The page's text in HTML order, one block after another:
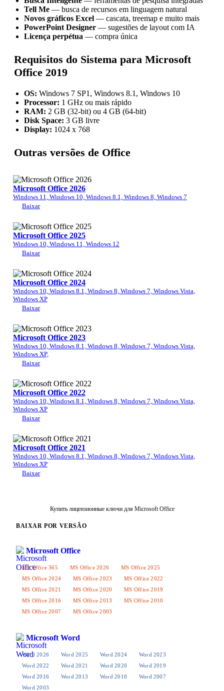
Tell Me — busca de recursos em linguagem natural
Novos gráficos Excel — cascata, treemap e muito mais
PowerPoint Designer — sugestões de layout com IA
Licença perpétua — compra única
Requisitos do Sistema para Microsoft
Office 2019
OS: Windows 7 SP1, Windows 8.1, Windows 10
Processor: 1 GHz ou mais rápido
RAM: 2 GB (32-bit) ou 4 GB (64-bit)
Disk Space: 3 GB livre
Display: 1024 x 768
Outras versões de Office
Microsoft Office 2026
Windows 11, Windows 10, Windows 8.1, Windows 8, Windows 7
Baixar
Microsoft Office 2025
Windows 10, Windows 11, Windows 12
Baixar
Microsoft Office 2024
Windows 10, Windows 8.1, Windows 8, Windows 7, Windows Vista,
Windows XP
Baixar
Microsoft Office 2023
Windows 10, Windows 8.1, Windows 8, Windows 7, Windows Vista,
Windows XP,
Baixar
Microsoft Office 2022
Windows 10, Windows 8.1, Windows 8, Windows 7, Windows Vista,
Windows XP
Baixar
Microsoft Office 2021
Windows 10, Windows 8.1, Windows 8, Windows 7, Windows Vista,
Windows XP
Baixar
Купить лицензионные ключи для Microsoft Office
BAIXAR POR VERSÃO
Microsoft Office
MS Office 365 MS Office 2026
MS Office 2025
MS Office 2024
MS Office 2023
MS Office 2022
MS Office 2021
MS Office 2020
MS Office 2019
MS Office 2016
MS Office 2013
MS Office 2010
MS Office 2007
MS Office 2003
Microsoft Word
Word 2026 Word 2025 Word 2024
Word 2023
Word 2022
Word 2021 Word 2020
Word 2019
Word 2016
Word 2013 Word 2010
Word 2007
Word 2003